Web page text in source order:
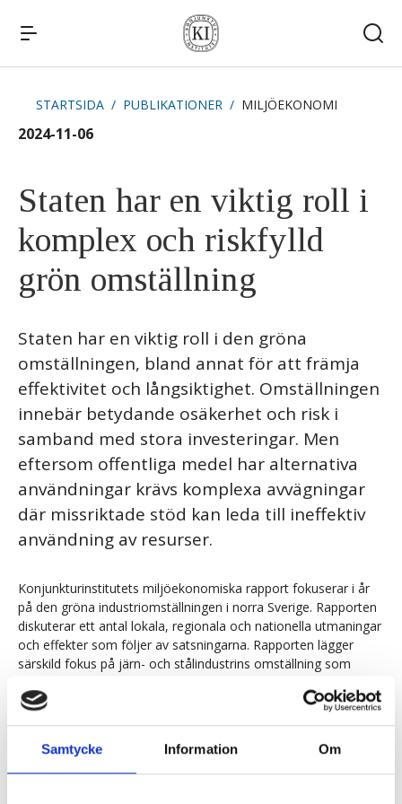
Samtycke Information Om
Kontakt
STARTSIDA PUBLIKATIONER MILJÖEKONOMI
2024-11-06
Staten har en viktig roll i
komplex och riskfylld
grön omställning
Staten har en viktig roll i den gröna
omställningen, bland annat för att främja
effektivitet och långsiktighet. Omställningen
innebär betydande osäkerhet och risk i
samband med stora investeringar. Men
eftersom offentliga medel har alternativa
användningar krävs komplexa avvägningar
där missriktade stöd kan leda till ineffektiv
användning av resurser.
Konjunkturinstitutets miljöekonomiska rapport fokuserar i år
på den gröna industriomställningen i norra Sverige. Rapporten
diskuterar ett antal lokala, regionala och nationella utmaningar
och effekter som följer av satsningarna. Rapporten lägger
särskild fokus på järn- och stålindustrins omställning som
näringslivets strukturomvandling regionalt och nationellt, samt
vad elpriset, utsläppspriset och koldioxidtullarna betyder för de